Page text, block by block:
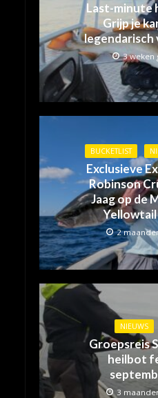
Last-minute
Grijp je
3 weken
BUCKETLIST
Exclusieve
Robinson
Jaag op de
2
NIEUWS
Groepsreis
heilbot
3